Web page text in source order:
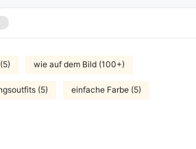
wie auf dem Bild (100+)
(5) einfache Farbe (5)